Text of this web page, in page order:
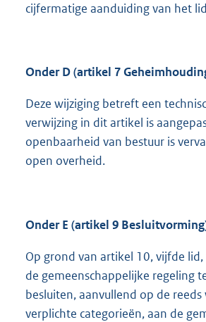
cijfermatige aanduiding van het
Onder D (artikel 7
Deze wijziging betreft een
verwijzing in dit artikel is
openbaarheid van bestuur is
open overheid.
Onder E (artikel 9
Op grond van artikel 10, vijfde
de gemeenschappelijke regeling
besluiten, aanvullend op de
verplichte categorieën, aan de